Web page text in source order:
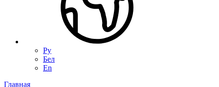
Ру
Бел
En
Главная